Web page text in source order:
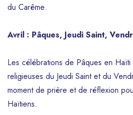
du Carême.
Avril : Pâques, Jeudi Saint,
Les célébrations de Pâques en Haïti
religieuses du Jeudi Saint et du
moment de prière et de réflexion
Haïtiens.